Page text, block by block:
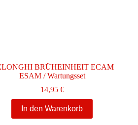
BRÜHEINHEIT ECAM
ESAM / Wartungsset
14,95 €
In den Warenkorb